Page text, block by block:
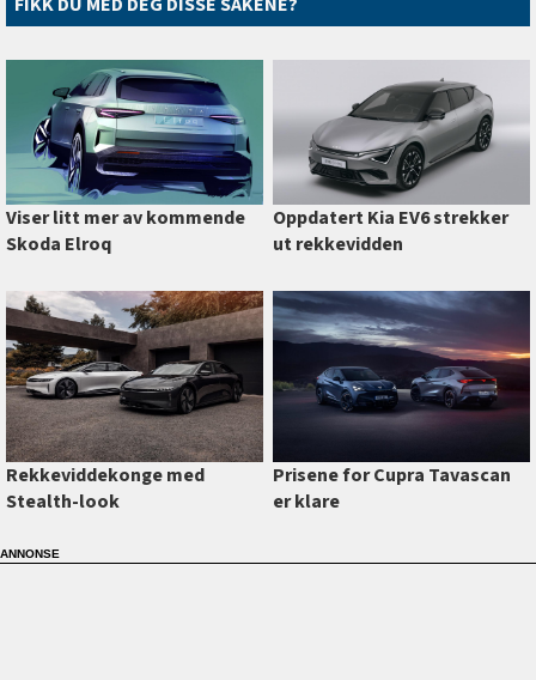
Viser litt mer av kommende
Skoda Elroq
Oppdatert Kia EV6 strekker
ut rekkevidden
Rekkeviddekonge med
Stealth-look
Prisene for Cupra Tavascan
er klare